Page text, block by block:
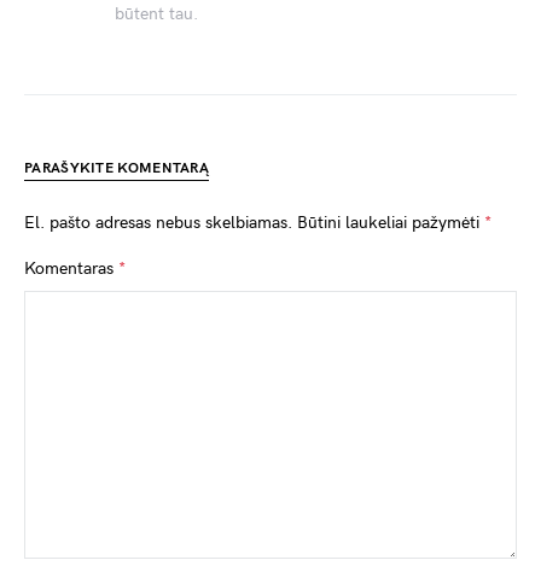
būtent tau.
PARAŠYKITE KOMENTARĄ
El. pašto adresas nebus skelbiamas. Būtini laukeliai pažymėti *
Komentaras *